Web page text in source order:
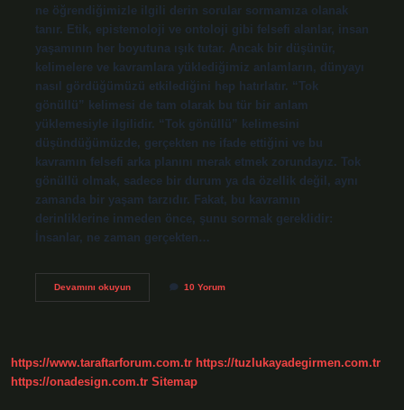
ne öğrendiğimizle ilgili derin sorular sormamıza olanak
tanır. Etik, epistemoloji ve ontoloji gibi felsefi alanlar, insan
yaşamının her boyutuna ışık tutar. Ancak bir düşünür,
kelimelere ve kavramlara yüklediğimiz anlamların, dünyayı
nasıl gördüğümüzü etkilediğini hep hatırlatır. “Tok
gönüllü” kelimesi de tam olarak bu tür bir anlam
yüklemesiyle ilgilidir. “Tok gönüllü” kelimesini
düşündüğümüzde, gerçekten ne ifade ettiğini ve bu
kavramın felsefi arka planını merak etmek zorundayız. Tok
gönüllü olmak, sadece bir durum ya da özellik değil, aynı
zamanda bir yaşam tarzıdır. Fakat, bu kavramın
derinliklerine inmeden önce, şunu sormak gereklidir:
İnsanlar, ne zaman gerçekten…
Devamını okuyunTok
10 Yorum
https://www.taraftarforum.com.tr https://tuzlukayadegirmen.com.tr
https://onadesign.com.tr Sitemap